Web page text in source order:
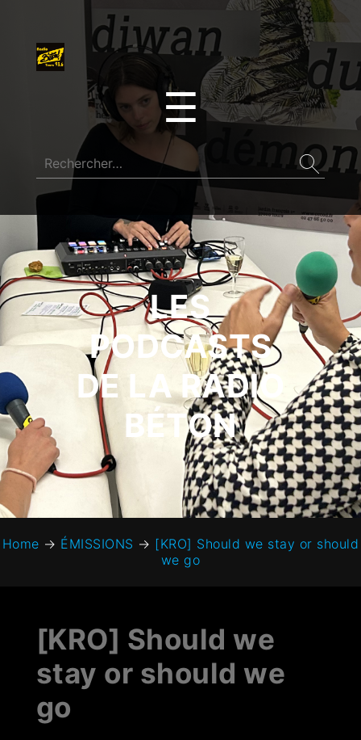
☰
LES
PODCASTS
DE LA RADIO
BÉTON
Home → ÉMISSIONS → [KRO] Should we stay or should
we go
[KRO] Should we
stay or should we
go